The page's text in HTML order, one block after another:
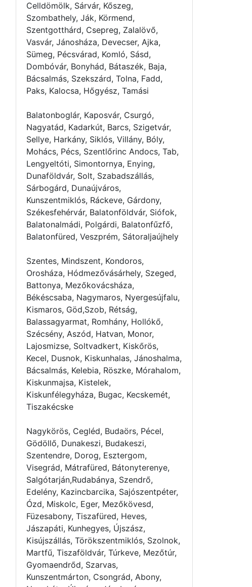
Celldömölk, Sárvár, Kőszeg,
Szombathely, Ják, Körmend,
Szentgotthárd, Csepreg, Zalalövő,
Vasvár, Jánosháza, Devecser, Ajka,
Sümeg, Pécsvárad, Komló, Sásd,
Dombóvár, Bonyhád, Bátaszék, Baja,
Bácsalmás, Szekszárd, Tolna, Fadd,
Paks, Kalocsa, Hőgyész, Tamási
Balatonboglár, Kaposvár, Csurgó,
Nagyatád, Kadarkút, Barcs, Szigetvár,
Sellye, Harkány, Siklós, Villány, Bóly,
Mohács, Pécs, Szentlőrinc Andocs, Tab,
Lengyeltóti, Simontornya, Enying,
Dunaföldvár, Solt, Szabadszállás,
Sárbogárd, Dunaújváros,
Kunszentmiklós, Ráckeve, Gárdony,
Székesfehérvár, Balatonföldvár, Siófok,
Balatonalmádi, Polgárdi, Balatonfűzfő,
Balatonfüred, Veszprém, Sátoraljaújhely
Szentes, Mindszent, Kondoros,
Orosháza, Hódmezővásárhely, Szeged,
Battonya, Mezőkovácsháza,
Békéscsaba, Nagymaros, Nyergesújfalu,
Kismaros, Göd,Szob, Rétság,
Balassagyarmat, Romhány, Hollókő,
Szécsény, Aszód, Hatvan, Monor,
Lajosmizse, Soltvadkert, Kiskőrös,
Kecel, Dusnok, Kiskunhalas, Jánoshalma,
Bácsalmás, Kelebia, Röszke, Mórahalom,
Kiskunmajsa, Kistelek,
Kiskunfélegyháza, Bugac, Kecskemét,
Tiszakécske
Nagykörös, Cegléd, Budaörs, Pécel,
Gödöllő, Dunakeszi, Budakeszi,
Szentendre, Dorog, Esztergom,
Visegrád, Mátrafüred, Bátonyterenye,
Salgótarján,Rudabánya, Szendrő,
Edelény, Kazincbarcika, Sajószentpéter,
Ózd, Miskolc, Eger, Mezőkövesd,
Füzesabony, Tiszafüred, Heves,
Jászapáti, Kunhegyes, Újszász,
Kisújszállás, Törökszentmiklós, Szolnok,
Martfű, Tiszaföldvár, Túrkeve, Mezőtúr,
Gyomaendrőd, Szarvas,
Kunszentmárton, Csongrád, Abony,